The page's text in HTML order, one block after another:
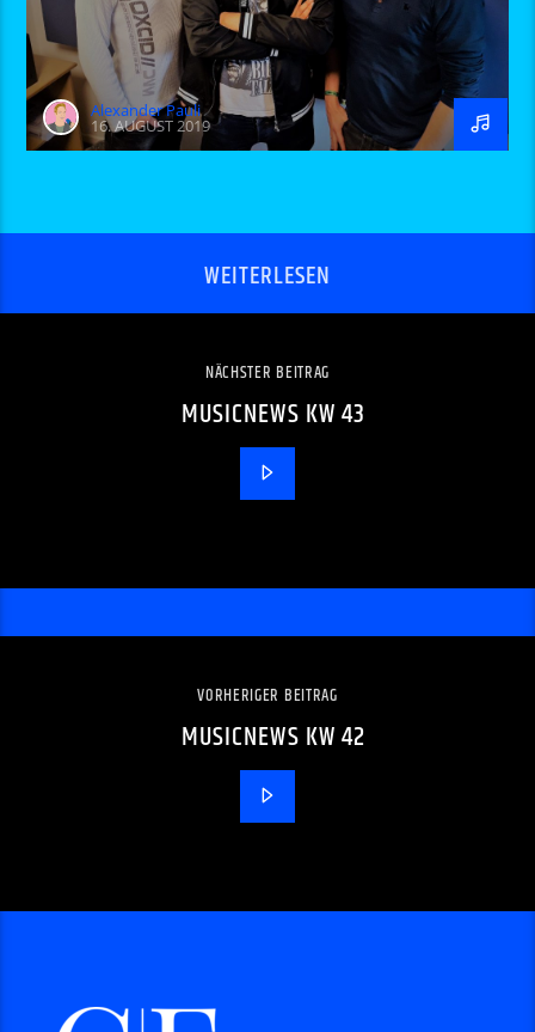
Alexander Pauli
16. AUGUST 2019
WEITERLESEN
NÄCHSTER BEITRAG
MUSICNEWS KW 43
VORHERIGER BEITRAG
MUSICNEWS KW 42